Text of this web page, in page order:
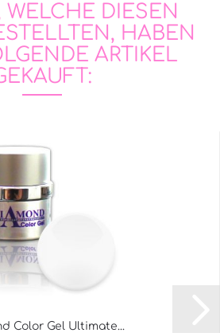
DIESEN
HABEN
ARTIKEL
Color Gel Ultimate...